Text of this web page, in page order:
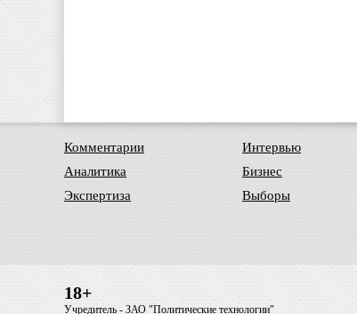
Комментарии
Аналитика
Экспертиза
Интервью
Бизнес
Выборы
18+
Учредитель - ЗАО "Политические технологии"